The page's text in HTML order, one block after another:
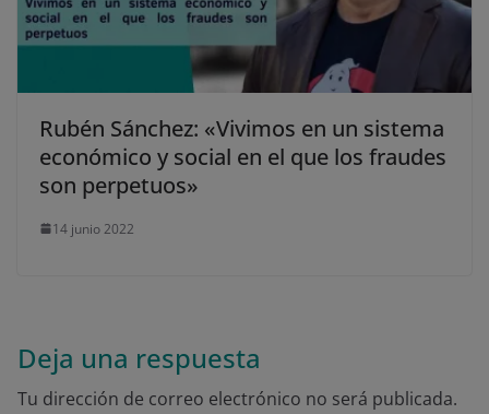
Rubén Sánchez: «Vivimos en un sistema
económico y social en el que los fraudes
son perpetuos»
14 junio 2022
Deja una respuesta
Tu dirección de correo electrónico no será publicada.